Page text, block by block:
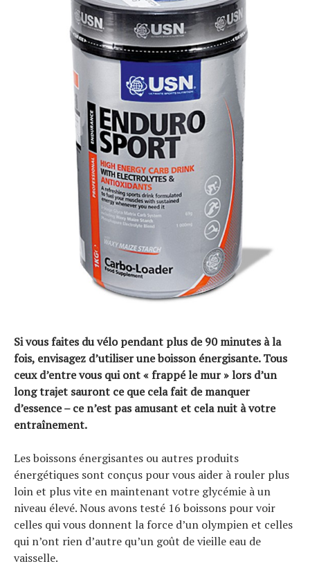
Si vous faites du vélo pendant plus de 90 minutes à la
fois, envisagez d’utiliser une boisson énergisante. Tous
ceux d’entre vous qui ont « frappé le mur » lors d’un
long trajet sauront ce que cela fait de manquer
d’essence – ce n’est pas amusant et cela nuit à votre
entraînement.
Les boissons énergisantes ou autres produits
énergétiques sont conçus pour vous aider à rouler plus
loin et plus vite en maintenant votre glycémie à un
niveau élevé. Nous avons testé 16 boissons pour voir
celles qui vous donnent la force d’un olympien et celles
qui n’ont rien d’autre qu’un goût de vieille eau de
vaisselle.